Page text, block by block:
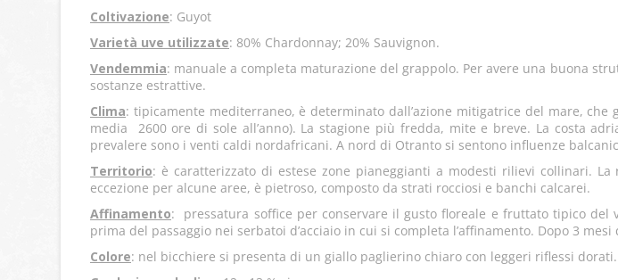
Coltivazione: Guyot
Varietà uve utilizzate: 80% Chardonnay; 20% Sauvignon.
Vendemmia: manuale a completa maturazione del grappolo. Per avere una buona
sostanze estrattive.
Clima: tipicamente mediterraneo, è determinato dall’azione mitigatrice del mare,
media 2600 ore di sole all’anno). La stagione più fredda, mite e breve. La costa
prevalere sono i venti caldi nordafricani. A nord di Otranto si sentono influenze
Territorio: è caratterizzato di estese zone pianeggianti a modesti rilievi collinari.
eccezione per alcune aree, è pietroso, composto da strati rocciosi e banchi calcarei.
Affinamento: pressatura soffice per conservare il gusto floreale e fruttato tipico
prima del passaggio nei serbatoi d’acciaio in cui si completa l’affinamento. Dopo 3
Colore: nel bicchiere si presenta di un giallo paglierino chiaro con leggeri riflessi dorati.